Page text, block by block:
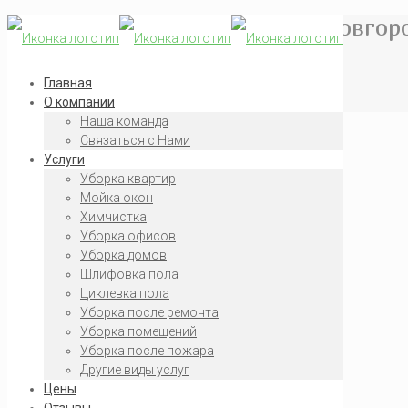
Главная
О компании
Наша команда
Связаться с Нами
Услуги
Уборка квартир
Мойка окон
Химчистка
Уборка офисов
Уборка домов
Шлифовка пола
Циклевка пола
Уборка после ремонта
Уборка помещений
Уборка после пожара
Другие виды услуг
Цены
Уборка паркинга в Нижнем
Уборка помещений
Уборка паркинга в Нижнем Новгороде